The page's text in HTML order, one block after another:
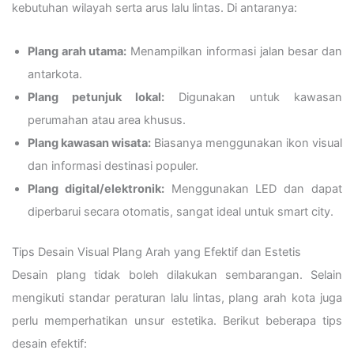
kebutuhan wilayah serta arus lalu lintas. Di antaranya:
Plang arah utama: Menampilkan informasi jalan besar dan
antarkota.
Plang petunjuk lokal: Digunakan untuk kawasan
perumahan atau area khusus.
Plang kawasan wisata: Biasanya menggunakan ikon visual
dan informasi destinasi populer.
Plang digital/elektronik:Menggunakan LED dan dapat
diperbarui secara otomatis, sangat ideal untuk smart city.
Tips Desain Visual Plang Arah yang Efektif dan Estetis
Desain plang tidak boleh dilakukan sembarangan. Selain
mengikuti standar peraturan lalu lintas, plang arah kota juga
perlu memperhatikan unsur estetika. Berikut beberapa tips
desain efektif: